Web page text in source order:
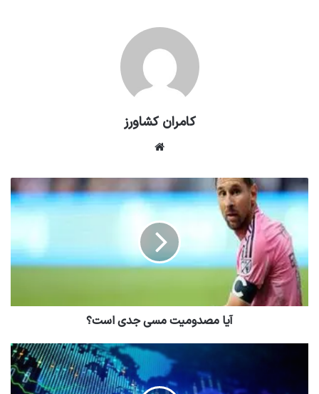
کامران کشاورز
آیا مصدومیت مسی جدی است؟